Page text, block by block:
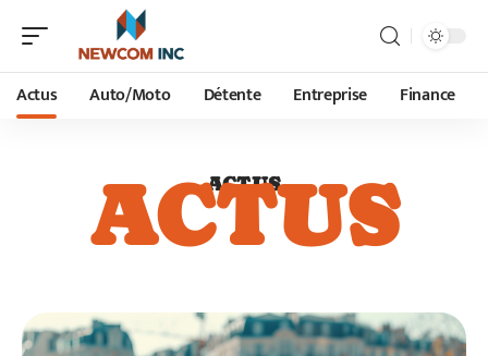
Actus Auto/Moto Détente Entreprise Finance
ACTUS
ACTUS